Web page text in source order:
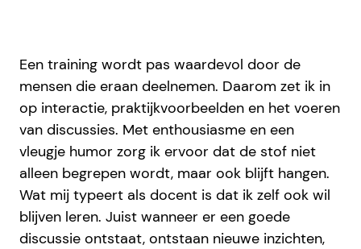
Een training wordt pas waardevol door de
mensen die eraan deelnemen. Daarom zet ik in
op interactie, praktijkvoorbeelden en het voeren
van discussies. Met enthousiasme en een
vleugje humor zorg ik ervoor dat de stof niet
alleen begrepen wordt, maar ook blijft hangen.
Wat mij typeert als docent is dat ik zelf ook wil
blijven leren. Juist wanneer er een goede
discussie ontstaat, ontstaan nieuwe inzichten,